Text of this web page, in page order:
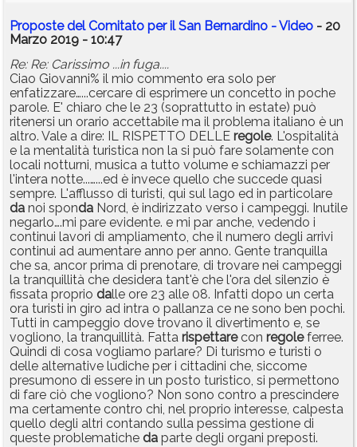
Proposte del Comitato per il San Bernardino - Video - 20
Marzo 2019 - 10:47
Re: Re: Carissimo ...in fuga....
Ciao Giovanni% il mio commento era solo per
enfatizzare…...cercare di esprimere un concetto in poche
parole. E' chiaro che le 23 (soprattutto in estate) può
ritenersi un orario accettabile ma il problema italiano è un
altro. Vale a dire: IL RISPETTO DELLE regole. L'ospitalità
e la mentalità turistica non la si può fare solamente con
locali notturni, musica a tutto volume e schiamazzi per
l'intera notte...…...ed è invece quello che succede quasi
sempre. L'afflusso di turisti, qui sul lago ed in particolare
da noi sponda Nord, è indirizzato verso i campeggi. Inutile
negarlo….mi pare evidente. e mi par anche, vedendo i
continui lavori di ampliamento, che il numero degli arrivi
continui ad aumentare anno per anno. Gente tranquilla
che sa, ancor prima di prenotare, di trovare nei campeggi
la tranquillità che desidera tant'è che l'ora del silenzio è
fissata proprio dalle ore 23 alle 08. Infatti dopo un certa
ora turisti in giro ad intra o pallanza ce ne sono ben pochi.
Tutti in campeggio dove trovano il divertimento e, se
vogliono, la tranquillità. Fatta rispettarecon regoleferree.
Quindi di cosa vogliamo parlare? Di turismo e turisti o
delle alternative ludiche per i cittadini che, siccome
presumono di essere in un posto turistico, si permettono
di fare ciò che vogliono? Non sono contro a prescindere
ma certamente contro chi, nel proprio interesse, calpesta
quello degli altri contando sulla pessima gestione di
queste problematiche da parte degli organi preposti.